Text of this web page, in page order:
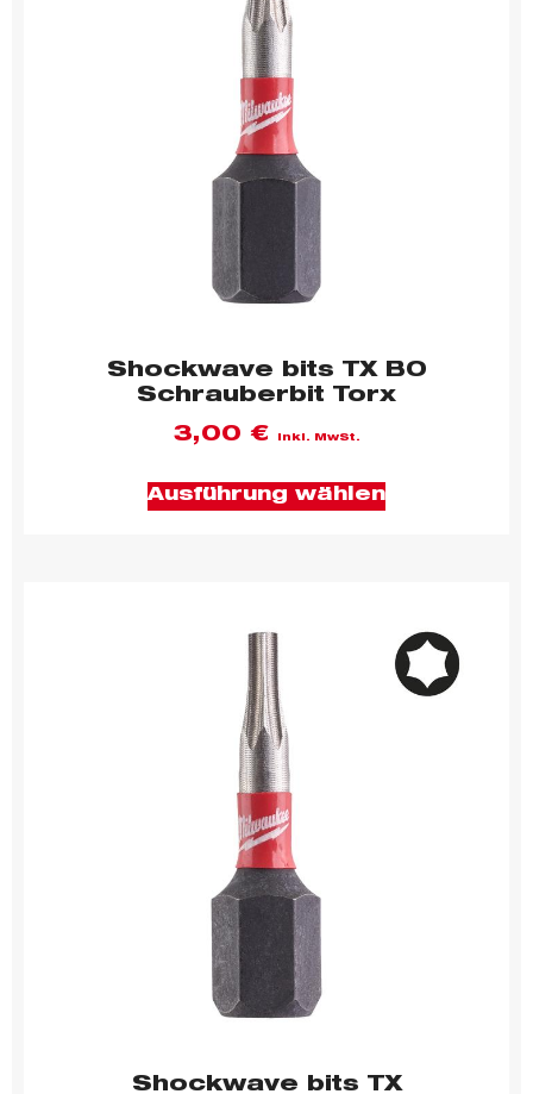
Shockwave bits TX BO
Schrauberbit Torx
3,00 € inkl. MwSt.
Ausführung wählen
Shockwave bits TX